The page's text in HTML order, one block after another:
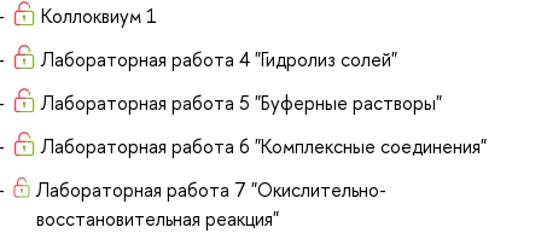
Коллоквиум 1
Лабораторная работа 4 "Гидролиз солей"
Лабораторная работа 5 "Буферные растворы"
Лабораторная работа 6 "Комплексные соединения"
Лабораторная работа 7 "Окислительно-
восстановительная реакция"